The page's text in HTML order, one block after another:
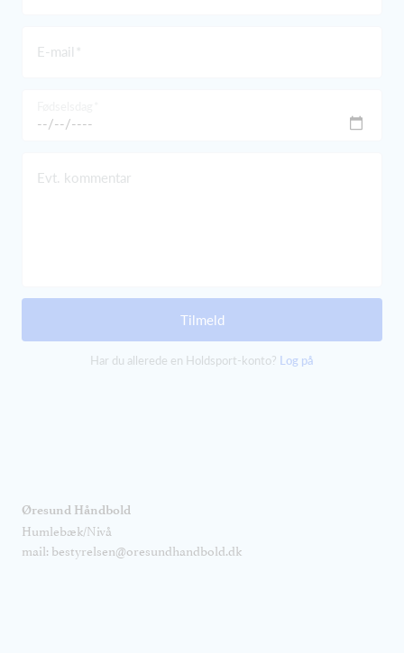
E-mail
Evt. kommentar
Tilmeld
Har du allerede en Holdsport-konto? Log på
Øresund Håndbold
Humlebæk/Nivå
mail: bestyrelsen@oresundhandbold.dk